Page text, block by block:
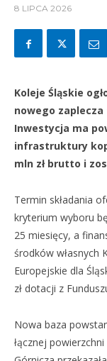
8 LIPCA 2026
Koleje Śląskie
nowego
Inwestycja ma
infrastruktury
mln zł brutto i
Termin składania
kryterium wyboru
25 miesięcy, a
środków własnych
Europejskie dla
zł dotacji z
Nowa baza
łącznej